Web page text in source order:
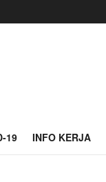
19 INFO KERJA